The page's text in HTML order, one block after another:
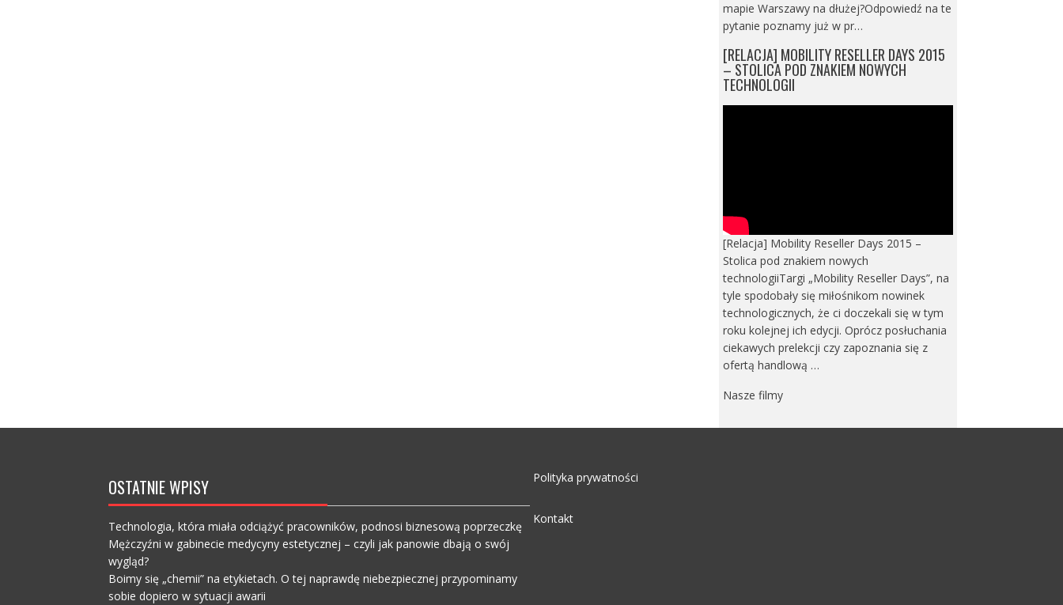
mapie Warszawy na dłużej?Odpowiedź na te
pytanie poznamy już w pr…
[RELACJA] MOBILITY RESELLER DAYS 2015
– STOLICA POD ZNAKIEM NOWYCH
TECHNOLOGII
[Relacja] Mobility Reseller Days 2015 –
Stolica pod znakiem nowych
technologiiTargi „Mobility Reseller Days”, na
tyle spodobały się miłośnikom nowinek
technologicznych, że ci doczekali się w tym
roku kolejnej ich edycji. Oprócz posłuchania
ciekawych prelekcji czy zapoznania się z
ofertą handlową …
Nasze filmy
OSTATNIE WPISY
Technologia, która miała odciążyć pracowników, podnosi biznesową poprzeczkę
Mężczyźni w gabinecie medycyny estetycznej – czyli jak panowie dbają o swój
wygląd?
Boimy się „chemii” na etykietach. O tej naprawdę niebezpiecznej przypominamy
sobie dopiero w sytuacji awarii
Polityka prywatności
Kontakt